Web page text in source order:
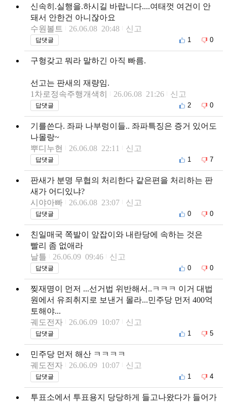
신속히.실행을.하시길 바랍니다....여태껏 여건이 안
돼서 안한건 아니잖아요
수원볼트
26.06.08 20:48 신고
답댓글 1 0
구형갖고 뭐라 말하긴 아직 빠름.
선고는 판새의 재량임.
1차로정속주행개색히
26.06.08 21:26 신고
답댓글 2 0
기를쓴다. 좌파 나부렁이들.. 좌파특징은 증거 있어도
나몰랑~
뿌디누현
26.06.08 22:11 신고
답댓글 1 7
판새가 분명 무협의 처리한다 같은편을 처리하는 판
새가 어디있냐?
시야아빠
26.06.08 23:07 신고
답댓글 0 0
친일매국 쪽발이 앞잡이와 내란당에 속하는 것은
빨리 좀 없애라
날틀
26.06.09 09:46 신고
답댓글 0 0
찢재명이 먼저 ...선거법 위반해서..ㅋㅋㅋ 이거 대법
원에서 유죄취지로 보낸거 몰라...민주당 먼저 400억
토해야...
궤도전자
26.06.09 10:07 신고
답댓글 1 5
민주당 먼저 해산 ㅋㅋㅋㅋ
궤도전자
26.06.09 10:07 신고
답댓글 1 4
투표소에서 투표용지 당당하게 들고나왔다가 들어가